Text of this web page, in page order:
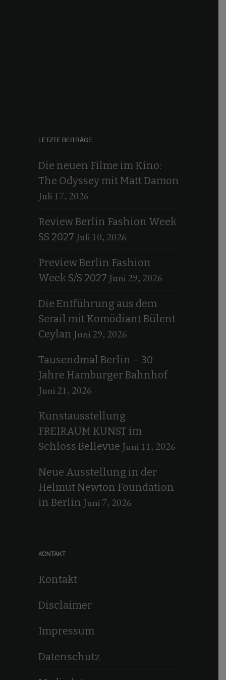
LETZTE BEITRÄGE
Die neuen Filme im Kino:
The Odyssey mit Matt Damon
Juli 17, 2026
Review Berlin Fashion Week
SS 2027 Juli 10, 2026
Preview Berlin Fashion
Week S/S 2027 Juni 29, 2026
Die Entführung aus dem
Serail mit Komödiant Bülent
Ceylan Juni 29, 2026
Tausendmal Berlin – 30
Jahre Hamburger Bahnhof
Juni 21, 2026
Kunstausstellung
FREIRAUM KUNST im
Schloss Bellevue Juni 11, 2026
Neue Ausstellung in der
Helmut Newton Foundation
in Berlin Juni 7, 2026
KONTAKT
Kontakt
Disclaimer
Impressum
Datenschutz